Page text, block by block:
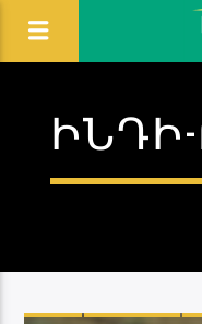
ԻՆԴԻ-